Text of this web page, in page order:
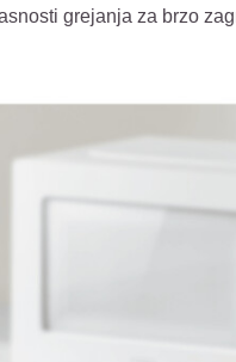
grejanja za brzo